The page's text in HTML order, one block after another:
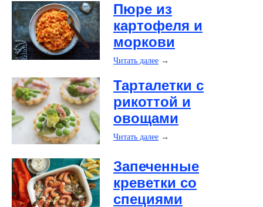
Пюре из
картофеля и
моркови
Читать далее →
Тарталетки с
рикоттой и
овощами
Читать далее →
Запеченные
креветки со
специями